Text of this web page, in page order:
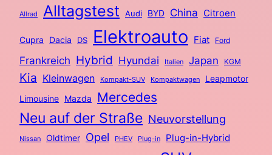
Allrad Alltagstest Audi BYD China Citroen
Cupra Dacia DS Elektroauto Fiat Ford
Frankreich Hybrid Hyundai Italien Japan KGM
Kia Kleinwagen Kompakt-SUV Kompaktwagen Leapmotor
Limousine Mazda Mercedes
Neu auf der Straße Neuvorstellung
Nissan Oldtimer Opel PHEV Plug-in Plug-in-Hybrid